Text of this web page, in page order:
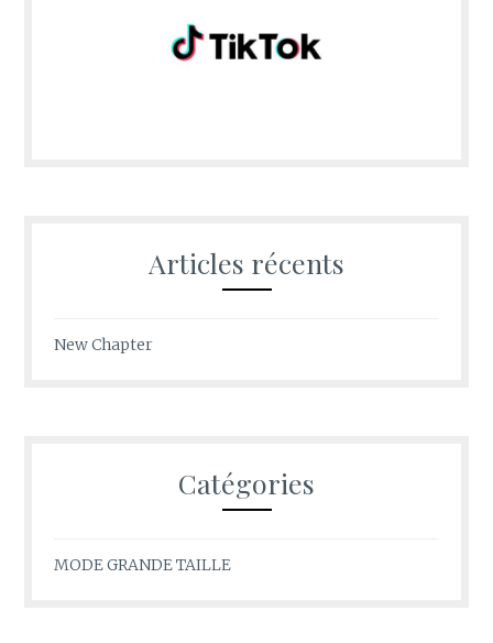
Articles récents
New Chapter
Catégories
MODE GRANDE TAILLE